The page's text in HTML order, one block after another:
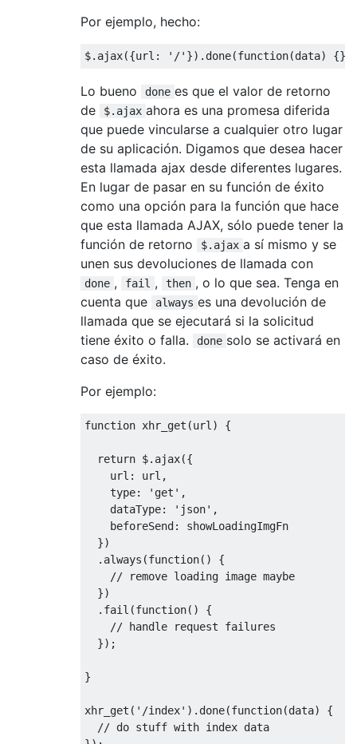
Por ejemplo, hecho:
$. ajax({url : '/' }). done(function(data)
Lo bueno done es que el valor de retorno
de
$.ajax ahora es una promesa diferida
que puede vincularse a cualquier otro lugar
de su aplicación. Digamos que desea hacer
esta llamada ajax desde diferentes lugares.
En lugar de pasar en su función de éxito
como una opción para la función que hace
que esta llamada AJAX, sólo puede tener la
función de retorno
$.ajax a sí mismo y se
unen sus devoluciones de llamada con
done , fail , then , o lo que sea. Tenga en
cuenta que
always es una devolución de
llamada que se ejecutará si la solicitud
tiene éxito o falla.
done solo se activará en
caso de éxito.
Por ejemplo:
function xhr_get (url ) {
return $. ajax({
    url
: url ,
    type
: 'get' ,
    dataType
: 'json' ,
    beforeSend
:
showLoadingImgFn
})
. always (function()
{
// remove loading image maybe
})
. fail (function()
{
// handle request failures
});
}
xhr_get ( '/index' ). done(function(data)
{
// do stuff with index data